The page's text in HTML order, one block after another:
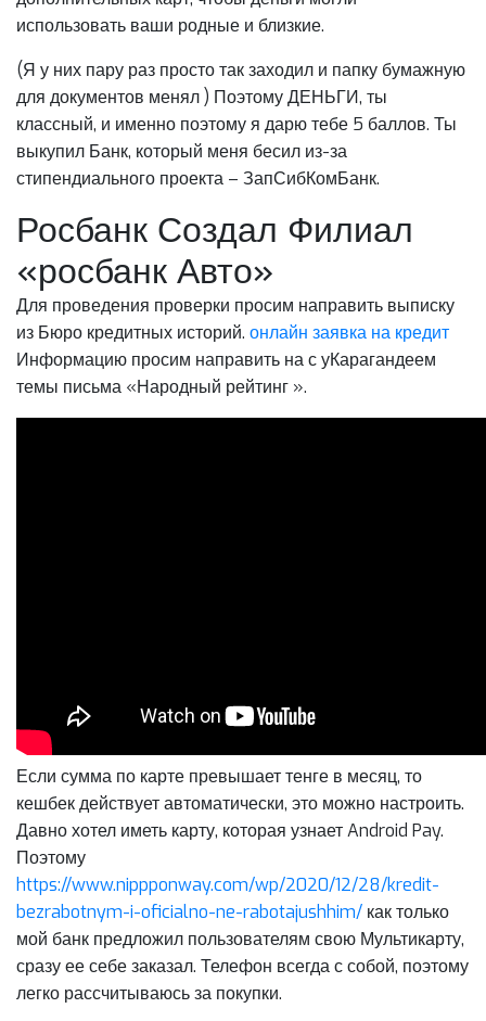
использовать ваши родные и близкие.
(Я у них пару раз просто так заходил и папку бумажную
для документов менял ) Поэтому ДЕНЬГИ, ты
классный, и именно поэтому я дарю тебе 5 баллов. Ты
выкупил Банк, который меня бесил из-за
стипендиального проекта – ЗапСибКомБанк.
Росбанк Создал Филиал
«росбанк Авто»
Для проведения проверки просим направить выписку
из Бюро кредитных историй. онлайн заявка на кредит
Информацию просим направить на с уКарагандеем
темы письма «Народный рейтинг ».
Если сумма по карте превышает тенге в месяц, то
кешбек действует автоматически, это можно настроить.
Давно хотел иметь карту, которая узнает Android Pay.
Поэтому
https://www.nippponway.com/wp/2020/12/28/kredit-
bezrabotnym-i-oficialno-ne-rabotajushhim/ как только
мой банк предложил пользователям свою Мультикарту,
сразу ее себе заказал. Телефон всегда с собой, поэтому
легко рассчитываюсь за покупки.